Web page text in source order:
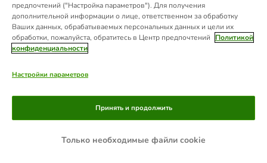
предпочтений ("Настройка параметров"). Для получения
дополнительной информации о лице, ответственном за обработку
Ваших данных, обрабатываемых персональных данных и цели их
обработки, пожалуйста, обратитесь в Центр предпочтений
Политикой
конфиденциальности
Настройки параметров
Только необходимые файли cookie
Принять и продолжить